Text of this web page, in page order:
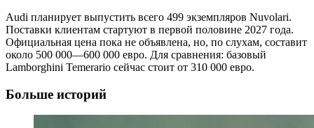
Audi планирует выпустить всего 499 экземпляров Nuvolari.
Поставки клиентам стартуют в первой половине 2027 года.
Официальная цена пока не объявлена, но, по слухам, составит
около 500 000—600 000 евро. Для сравнения: базовый
Lamborghini Temerario сейчас стоит от 310 000 евро.
Больше историй